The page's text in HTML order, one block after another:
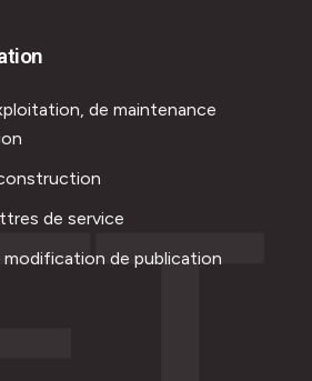
de maintenance
de service
modification de publication